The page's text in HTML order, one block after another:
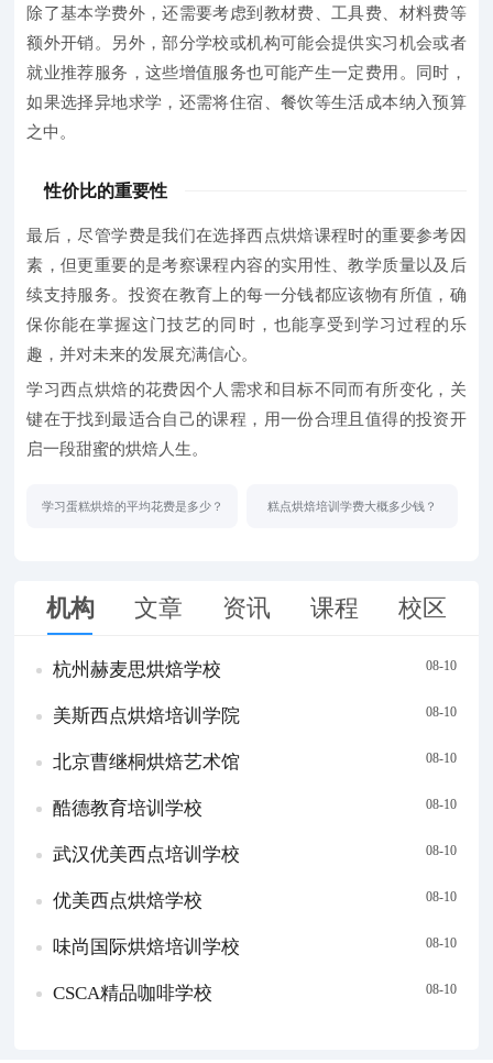
除了基本学费外，还需要考虑到教材费、工具费、材料费等
额外开销。另外，部分学校或机构可能会提供实习机会或者
就业推荐服务，这些增值服务也可能产生一定费用。同时，
如果选择异地求学，还需将住宿、餐饮等生活成本纳入预算
之中。
性价比的重要性
最后，尽管学费是我们在选择西点烘焙课程时的重要参考因
素，但更重要的是考察课程内容的实用性、教学质量以及后
续支持服务。投资在教育上的每一分钱都应该物有所值，确
保你能在掌握这门技艺的同时，也能享受到学习过程的乐
趣，并对未来的发展充满信心。
学习西点烘焙的花费因个人需求和目标不同而有所变化，关
键在于找到最适合自己的课程，用一份合理且值得的投资开
启一段甜蜜的烘焙人生。
学习蛋糕烘焙的平均花费是多少？ 糕点烘焙培训学费大概多少钱？
机构 文章 资讯 课程 校区
杭州赫麦思烘焙学校 08-10
美斯西点烘焙培训学院 08-10
北京曹继桐烘焙艺术馆 08-10
酷德教育培训学校 08-10
武汉优美西点培训学校 08-10
优美西点烘焙学校 08-10
味尚国际烘焙培训学校 08-10
CSCA精品咖啡学校 08-10